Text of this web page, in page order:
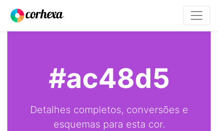
#ac48d5
Detalhes completos, conversões e
esquemas para esta cor.